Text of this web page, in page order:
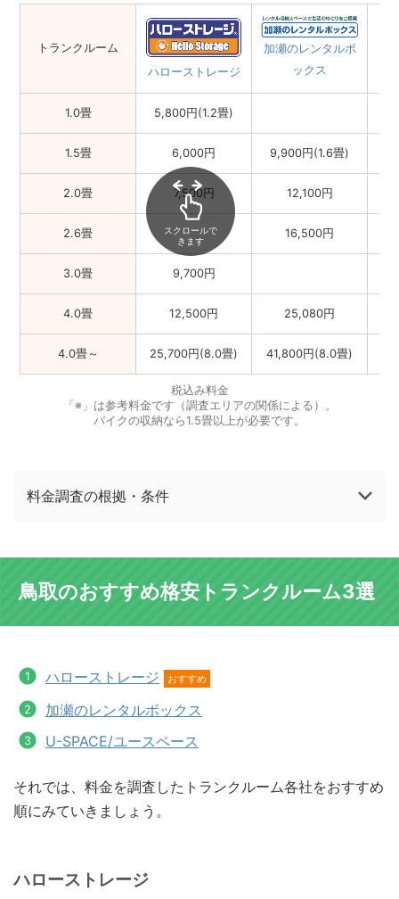
トランクルーム
ハローストレージ
加瀬のレンタルボ
ックス
1.0畳 5,800円(1.2畳)
1.5畳 6,000円 9,900円(1.6畳)
2.0畳 7,500円 12,100円
2.6畳 16,500円
3.0畳 9,700円
4.0畳 12,500円 25,080円
4.0畳～ 25,700円(8.0畳) 41,800円(8.0畳)
スクロールで
きます
税込み料金
「※」は参考料金です（調査エリアの関係による）。
バイクの収納なら1.5畳以上が必要です。
料金調査の根拠・条件
鳥取のおすすめ格安トランクルーム3選
ハローストレージ おすすめ
加瀬のレンタルボックス
U-SPACE/ユースペース
それでは、料金を調査したトランクルーム各社をおすすめ
順にみていきましょう。
ハローストレージ